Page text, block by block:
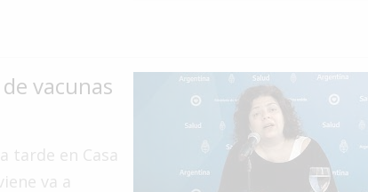
vacunas
tarde en Casa
va a